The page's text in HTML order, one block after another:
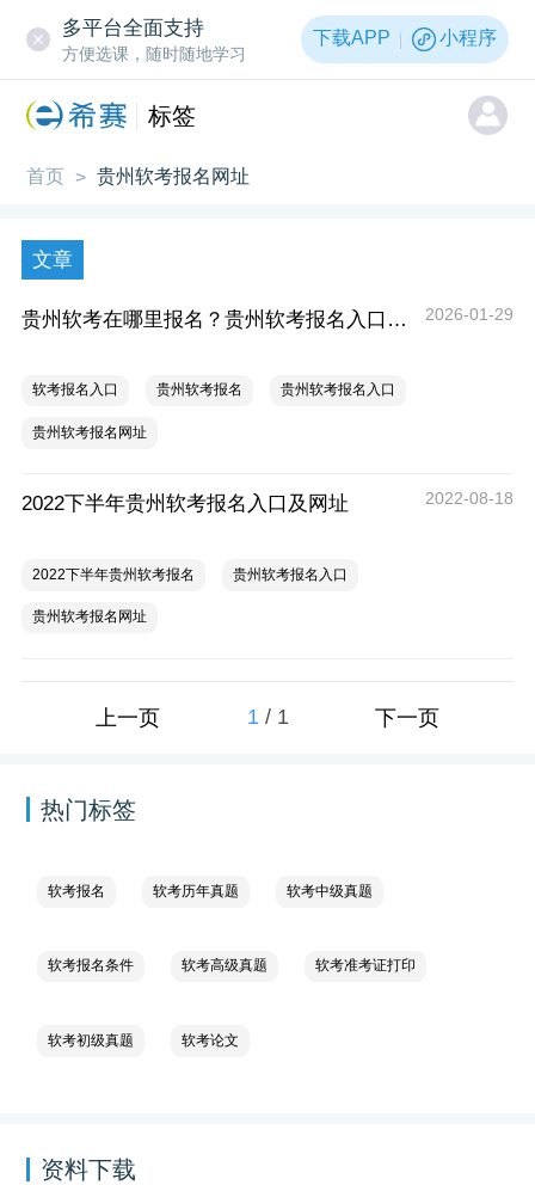
多平台全面支持
方便选课，随时随地学习
下载APP 小程序
标签
首页 > 贵州软考报名网址
文章
贵州软考在哪里报名？贵州软考报名入口官网 2026-01-29
软考报名入口 贵州软考报名 贵州软考报名入口
贵州软考报名网址
2022下半年贵州软考报名入口及网址 2022-08-18
2022下半年贵州软考报名 贵州软考报名入口
贵州软考报名网址
上一页 1 / 1 下一页
热门标签
软考报名 软考历年真题 软考中级真题
软考报名条件 软考高级真题 软考准考证打印
软考初级真题 软考论文
资料下载